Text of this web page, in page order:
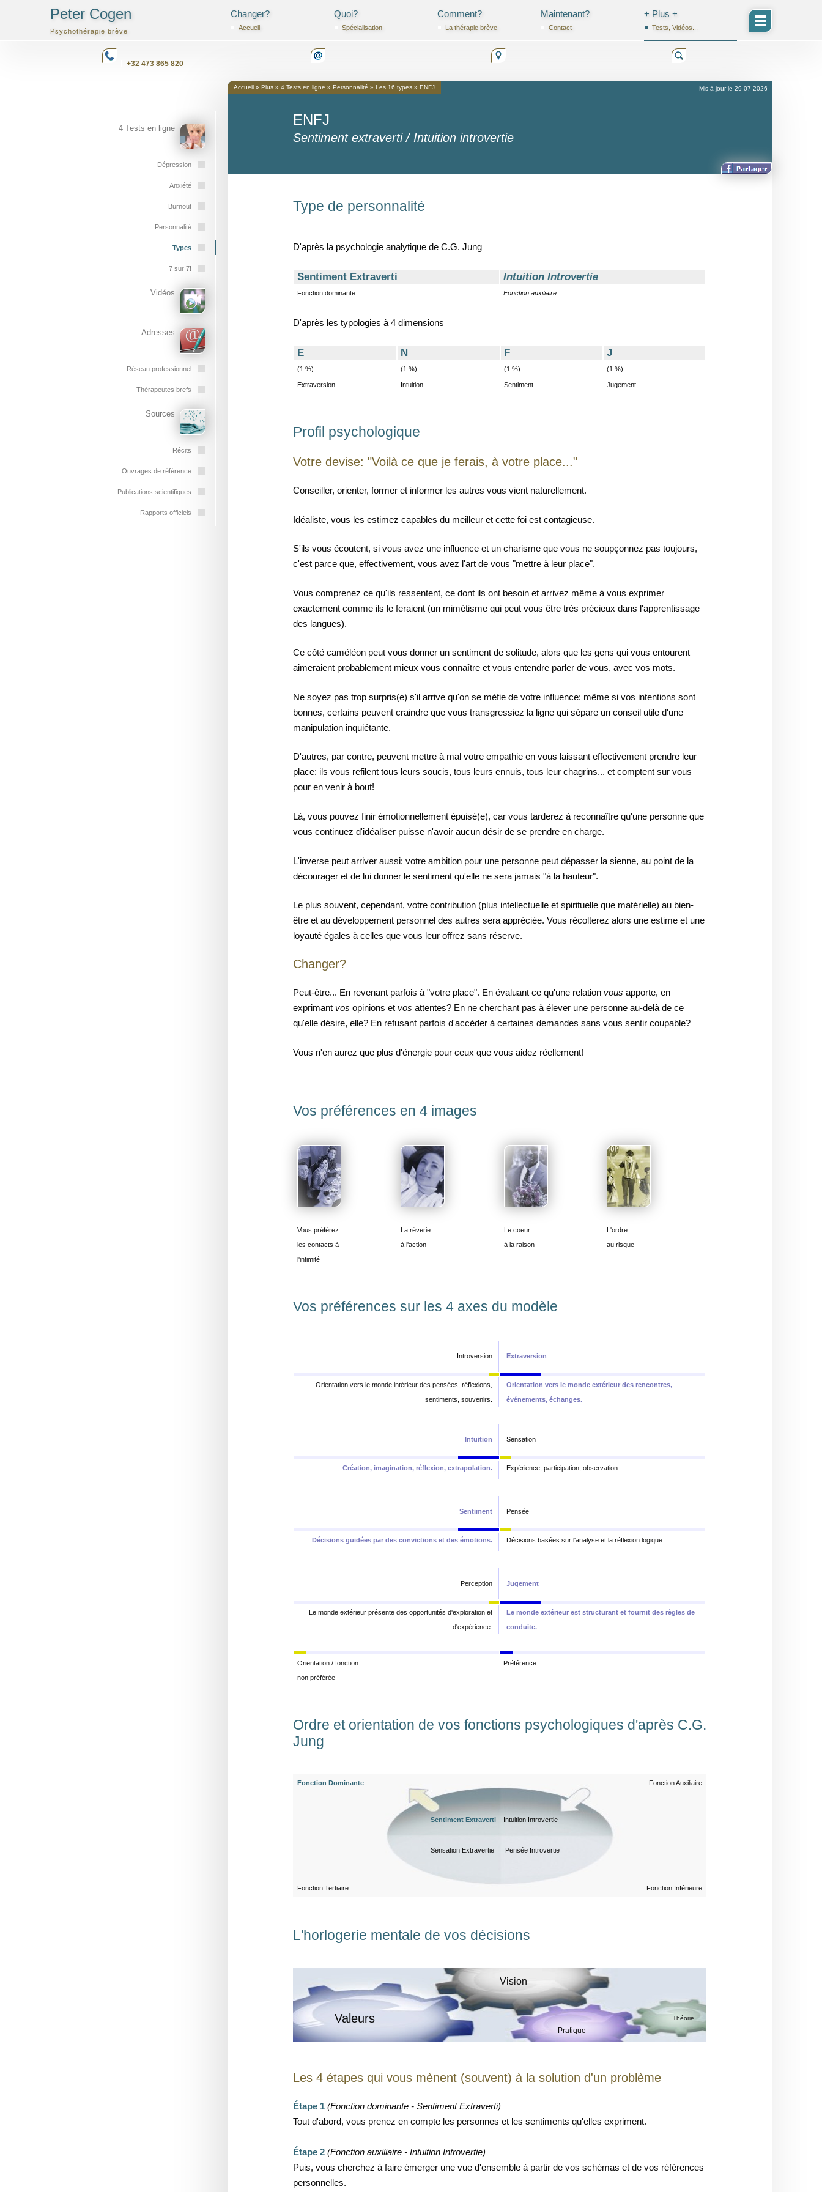
Peter Cogen
Psychothérapie brève
Changer?
Accueil
Quoi?
Spéciali­sation
Comment?
La thérapie brève
Maintenant?
Contact
+ Plus +
Tests, Vidéos...
+32 473 865 820
4 Tests en ligne
Dépression
Anxiété
Burnout
Personnalité
Types
7 sur 7!
Vidéos
Adresses
Réseau professionnel
Thérapeutes brefs
Sources
Récits
Ouvrages de référence
Publications scientifiques
Rapports officiels
Accueil »Plus »4 Tests en ligne »Personnalité »Les 16 types »ENFJ Mis à jour le 29-07-2026
ENFJ
Sentiment extraverti / Intuition introvertie
Type de personnalité
D'après la psychologie analytique de C.G. Jung
Sentiment Extraverti Intuition Introvertie
Fonction dominante Fonction auxiliaire
D'après les typologies à 4 dimensions
E N F J
(1 %) (1 %) (1 %) (1 %)
Extraversion Intuition Sentiment Jugement
Profil psychologique
Votre devise: "Voilà ce que je ferais, à votre place..."
Conseiller, orienter, former et informer les autres vous vient naturellement.
Idéaliste, vous les estimez capables du meilleur et cette foi est contagieuse.
S'ils vous écoutent, si vous avez une influence et un charisme que vous ne soupçonnez pas toujours,
c'est parce que, effectivement, vous avez l'art de vous "mettre à leur place".
Vous comprenez ce qu'ils ressentent, ce dont ils ont besoin et arrivez même à vous exprimer
exactement comme ils le feraient (un mimétisme qui peut vous être très précieux dans l'apprentissage
des langues).
Ce côté caméléon peut vous donner un sentiment de solitude, alors que les gens qui vous entourent
aimeraient probablement mieux vous connaître et vous entendre parler de vous, avec vos mots.
Ne soyez pas trop surpris(e) s'il arrive qu'on se méfie de votre influence: même si vos intentions sont
bonnes, certains peuvent craindre que vous transgressiez la ligne qui sépare un conseil utile d'une
manipulation inquiétante.
D'autres, par contre, peuvent mettre à mal votre empathie en vous laissant effectivement prendre leur
place: ils vous refilent tous leurs soucis, tous leurs ennuis, tous leur chagrins... et comptent sur vous
pour en venir à bout!
Là, vous pouvez finir émotionnellement épuisé(e), car vous tarderez à reconnaître qu'une personne que
vous continuez d'idéaliser puisse n'avoir aucun désir de se prendre en charge.
L'inverse peut arriver aussi: votre ambition pour une personne peut dépasser la sienne, au point de la
décourager et de lui donner le sentiment qu'elle ne sera jamais "à la hauteur".
Le plus souvent, cependant, votre contribution (plus intellectuelle et spirituelle que matérielle) au bien-
être et au développement personnel des autres sera appréciée. Vous récolterez alors une estime et une
loyauté égales à celles que vous leur offrez sans réserve.
Changer?
Peut-être... En revenant parfois à "votre place". En évaluant ce qu'une relation vous apporte, en
exprimant vos opinions et vos attentes? En ne cherchant pas à élever une personne au-delà de ce
qu'elle désire, elle? En refusant parfois d'accéder à certaines demandes sans vous sentir coupable?
Vous n'en aurez que plus d'énergie pour ceux que vous aidez réellement!
Vos préférences en 4 images
Vous préférez
les contacts à
l'intimité
La rêverie
à l'action
Le coeur
à la raison
L'ordre
au risque
Vos préférences sur les 4 axes du modèle
Introversion Extraversion
Orientation vers le monde intérieur des pensées, réflexions,
sentiments, souvenirs.
Orientation vers le monde extérieur des rencontres,
événements, échanges.
Intuition Sensation
Création, imagination, réflexion, extrapolation. Expérience, participation, observation.
Sentiment Pensée
Décisions guidées par des convictions et des émotions. Décisions basées sur l'analyse et la réflexion logique.
Perception Jugement
Le monde extérieur présente des opportunités d'exploration et
d'expérience.
Le monde extérieur est structurant et fournit des règles de
conduite.
Orientation / fonction
non préférée
Préférence
Ordre et orientation de vos fonctions psychologiques d'après C.G.
Jung
Fonction Dominante Fonction Auxiliaire
Sentiment Extraverti Intuition Introvertie
Sensation Extravertie Pensée Introvertie
Fonction Tertiaire Fonction Inférieure
L'horlogerie mentale de vos décisions
Valeurs
Vision
Pratique
Théorie
Les 4 étapes qui vous mènent (souvent) à la solution d'un problème
Étape 1 (Fonction dominante - Sentiment Extraverti)
Tout d'abord, vous prenez en compte les personnes et les sentiments qu'elles expriment.
Étape 2 (Fonction auxiliaire - Intuition Introvertie)
Puis, vous cherchez à faire émerger une vue d'ensemble à partir de vos schémas et de vos références
personnelles.